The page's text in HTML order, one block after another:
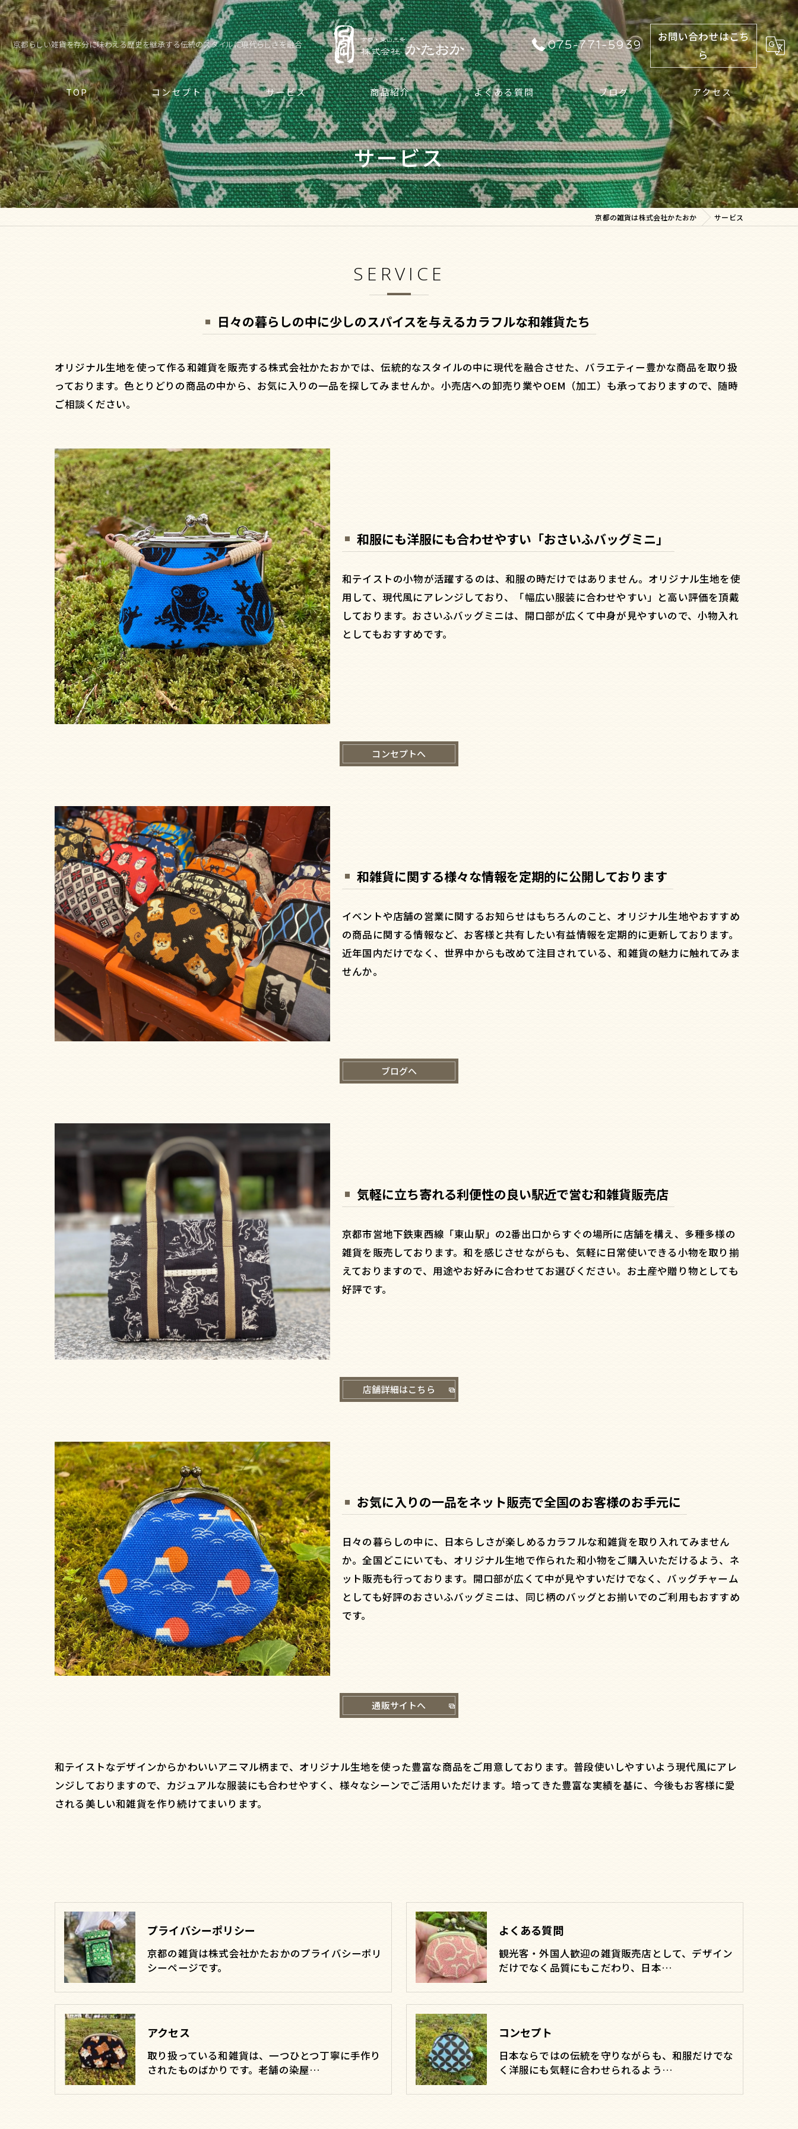
京都らしい雑貨を存分に味わえる歴史を継承する伝統のスタイルに現代らしさを融合 075-771-5939
お問い合わせはこち
ら
TOP コンセプト サービス 商品紹介 よくある質問 ブログ アクセス
サービス
京都の雑貨は株式会社かたおか サービス
SERVICE
日々の暮らしの中に少しのスパイスを与えるカラフルな和雑貨たち
オリジナル生地を使って作る和雑貨を販売する株式会社かたおかでは、伝統的なスタイルの中に現代を融合させた、バラエティー豊かな商品を取り扱
っております。色とりどりの商品の中から、お気に入りの一品を探してみませんか。小売店への卸売り業やOEM（加工）も承っておりますので、随時
ご相談ください。
和服にも洋服にも合わせやすい「おさいふバッグミニ」
和テイストの小物が活躍するのは、和服の時だけではありません。オリジナル生地を使
用して、現代風にアレンジしており、「幅広い服装に合わせやすい」と高い評価を頂戴
しております。おさいふバッグミニは、開口部が広くて中身が見やすいので、小物入れ
としてもおすすめです。
コンセプトへ
和雑貨に関する様々な情報を定期的に公開しております
イベントや店舗の営業に関するお知らせはもちろんのこと、オリジナル生地やおすすめ
の商品に関する情報など、お客様と共有したい有益情報を定期的に更新しております。
近年国内だけでなく、世界中からも改めて注目されている、和雑貨の魅力に触れてみま
せんか。
ブログへ
気軽に立ち寄れる利便性の良い駅近で営む和雑貨販売店
京都市営地下鉄東西線「東山駅」の2番出口からすぐの場所に店舗を構え、多種多様の
雑貨を販売しております。和を感じさせながらも、気軽に日常使いできる小物を取り揃
えておりますので、用途やお好みに合わせてお選びください。お土産や贈り物としても
好評です。
店舗詳細はこちら
お気に入りの一品をネット販売で全国のお客様のお手元に
日々の暮らしの中に、日本らしさが楽しめるカラフルな和雑貨を取り入れてみません
か。全国どこにいても、オリジナル生地で作られた和小物をご購入いただけるよう、ネ
ット販売も行っております。開口部が広くて中が見やすいだけでなく、バッグチャーム
としても好評のおさいふバッグミニは、同じ柄のバッグとお揃いでのご利用もおすすめ
です。
通販サイトへ
和テイストなデザインからかわいいアニマル柄まで、オリジナル生地を使った豊富な商品をご用意しております。普段使いしやすいよう現代風にアレ
ンジしておりますので、カジュアルな服装にも合わせやすく、様々なシーンでご活用いただけます。培ってきた豊富な実績を基に、今後もお客様に愛
される美しい和雑貨を作り続けてまいります。
プライバシーポリシー
京都の雑貨は株式会社かたおかのプライバシーポリ
シーページです。
よくある質問
観光客・外国人歓迎の雑貨販売店として、デザイン
だけでなく品質にもこだわり、日本…
アクセス
取り扱っている和雑貨は、一つひとつ丁寧に手作り
されたものばかりです。老舗の染屋…
コンセプト
日本ならではの伝統を守りながらも、和服だけでな
く洋服にも気軽に合わせられるよう…